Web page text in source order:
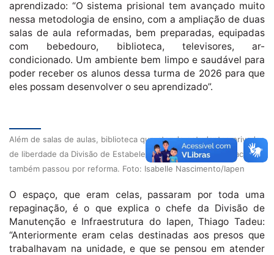
aprendizado: “O sistema prisional tem avançado muito
nessa metodologia de ensino, com a ampliação de duas
salas de aula reformadas, bem preparadas, equipadas
com bebedouro, biblioteca, televisores, ar-
condicionado. Um ambiente bem limpo e saudável para
poder receber os alunos dessa turma de 2026 para que
eles possam desenvolver o seu aprendizado”.
Além de salas de aulas, biblioteca que atende estudantes privados
de liberdade da Divisão de Estabelecimento Penal de Tarauacá
também passou por reforma. Foto: Isabelle Nascimento/Iapen
O espaço, que eram celas, passaram por toda uma
repaginação, é o que explica o chefe da Divisão de
Manutenção e Infraestrutura do Iapen, Thiago Tadeu:
“Anteriormente eram celas destinadas aos presos que
trabalhavam na unidade, e que se pensou em atender